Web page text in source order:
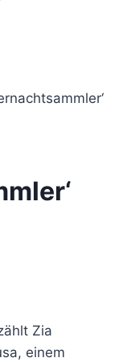
Zia
einem